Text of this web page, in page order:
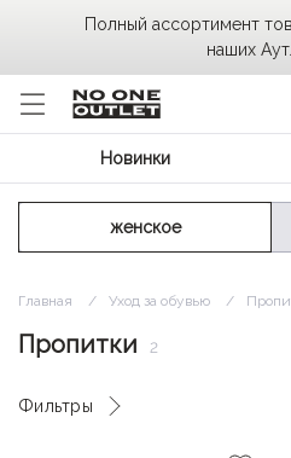
Новинки
женское
Главная Уход за обувью
Пропитки 2
Фильтры
Полный ассортимент
наших